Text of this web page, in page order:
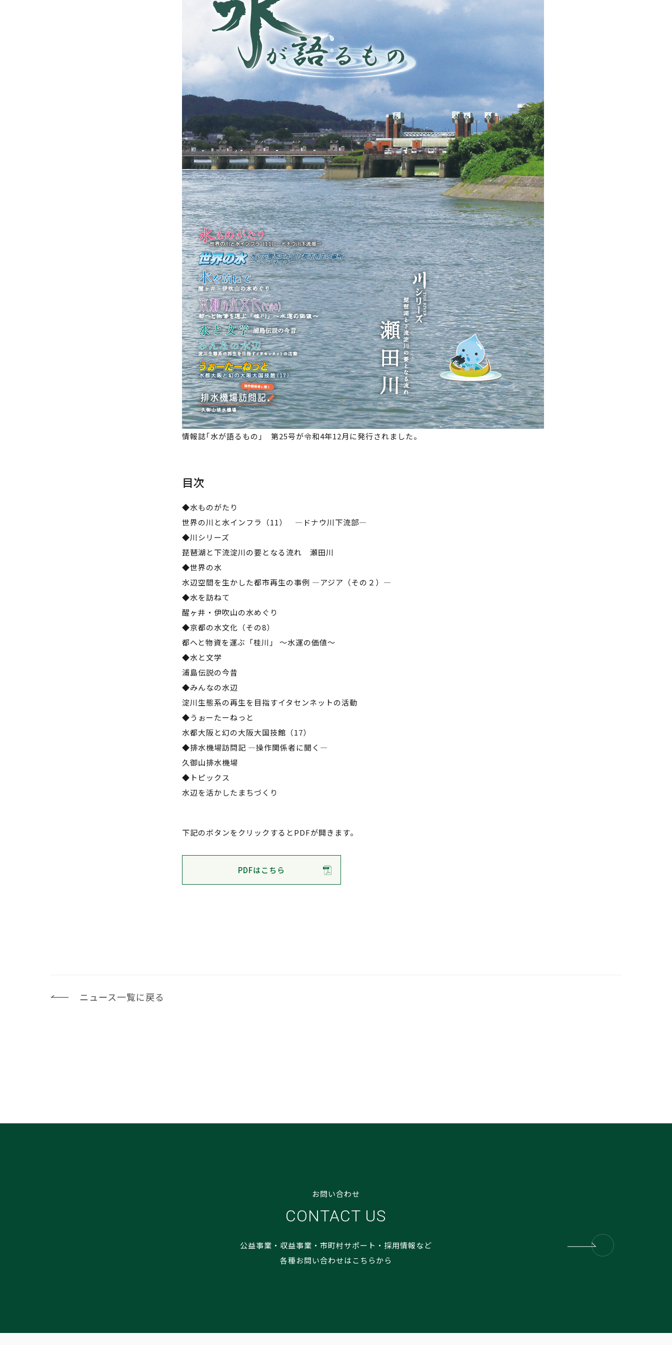
情報誌｢水が語るもの｣ 第25号が令和4年12月に発行されました。
目次
◆水ものがたり
世界の川と水インフラ（11） ―ドナウ川下流部―
◆川シリーズ
琵琶湖と下流淀川の要となる流れ 瀬田川
◆世界の水
水辺空間を生かした都市再生の事例 ―アジア（その２）―
◆水を訪ねて
醒ヶ井・伊吹山の水めぐり
◆京都の水文化（その8）
都へと物資を運ぶ「桂川」 ～水運の価値～
◆水と文学
浦島伝説の今昔
◆みんなの水辺
淀川生態系の再生を目指すイタセンネットの活動
◆うぉーたーねっと
水都大阪と幻の大阪大国技館（17）
◆排水機場訪問記 ―操作関係者に聞く―
久御山排水機場
◆トピックス
水辺を活かしたまちづくり
下記のボタンをクリックするとPDFが開きます。
PDFはこちら
ニュース一覧に戻る
お問い合わせ
CONTACT US
公益事業・収益事業・市町村サポート・採用情報など
各種お問い合わせはこちらから